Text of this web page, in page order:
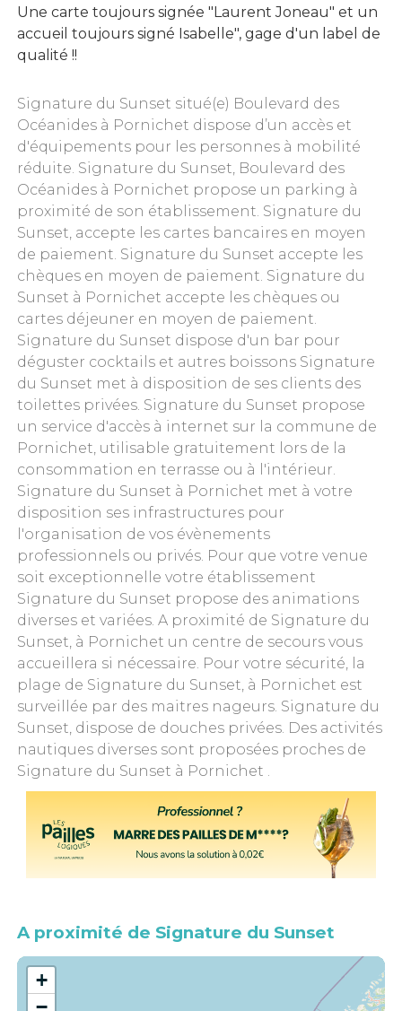
Une carte toujours signée "Laurent Joneau" et un
accueil toujours signé Isabelle", gage d'un label de
qualité !!
Signature du Sunset situé(e) Boulevard des
Océanides à Pornichet dispose d’un accès et
d'équipements pour les personnes à mobilité
réduite. Signature du Sunset, Boulevard des
Océanides à Pornichet propose un parking à
proximité de son établissement. Signature du
Sunset, accepte les cartes bancaires en moyen
de paiement. Signature du Sunset accepte les
chèques en moyen de paiement. Signature du
Sunset à Pornichet accepte les chèques ou
cartes déjeuner en moyen de paiement.
Signature du Sunset dispose d'un bar pour
déguster cocktails et autres boissons Signature
du Sunset met à disposition de ses clients des
toilettes privées. Signature du Sunset propose
un service d'accès à internet sur la commune de
Pornichet, utilisable gratuitement lors de la
consommation en terrasse ou à l'intérieur.
Signature du Sunset à Pornichet met à votre
disposition ses infrastructures pour
l'organisation de vos évènements
professionnels ou privés. Pour que votre venue
soit exceptionnelle votre établissement
Signature du Sunset propose des animations
diverses et variées. A proximité de Signature du
Sunset, à Pornichet un centre de secours vous
accueillera si nécessaire. Pour votre sécurité, la
plage de Signature du Sunset, à Pornichet est
surveillée par des maitres nageurs. Signature du
Sunset, dispose de douches privées. Des activités
nautiques diverses sont proposées proches de
Signature du Sunset à Pornichet .
A proximité de Signature du Sunset
+